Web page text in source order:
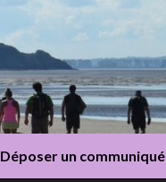
Déposer un communiqué